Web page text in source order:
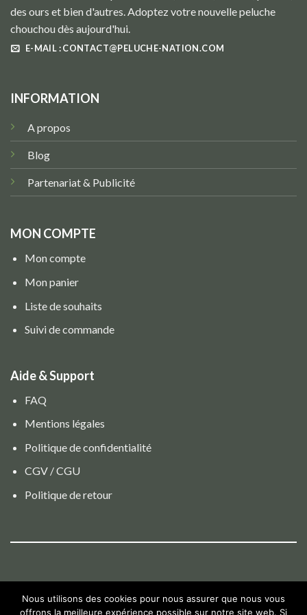
des ours et bien d'autres. Adoptez votre nouvelle peluche
chouchou dès aujourd'hui.
E-MAIL : CONTACT@PELUCHE-NATION.COM
INFORMATION
A propos
Blog
Partenariat & Publicité
MON COMPTE
Mon compte
Mon panier
Liste de souhaits
Suivi de commande
Aide & Support
FAQ
Mentions légales
Politique de confidentialité
CGV / CGU
Politique de retour
Nous utilisons des cookies pour nous assurer que nous vous
offrons la meilleure expérience possible sur notre site web. Si